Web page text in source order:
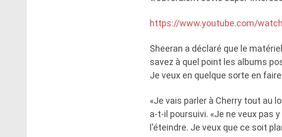
https://www.youtube.com/
Sheeran a déclaré que le
savez à quel point les albums
Je veux en quelque sorte en
«Je vais parler à Cherry tout au
a-t-il poursuivi. «Je ne veux pas
l'éteindre. Je veux que ce soit